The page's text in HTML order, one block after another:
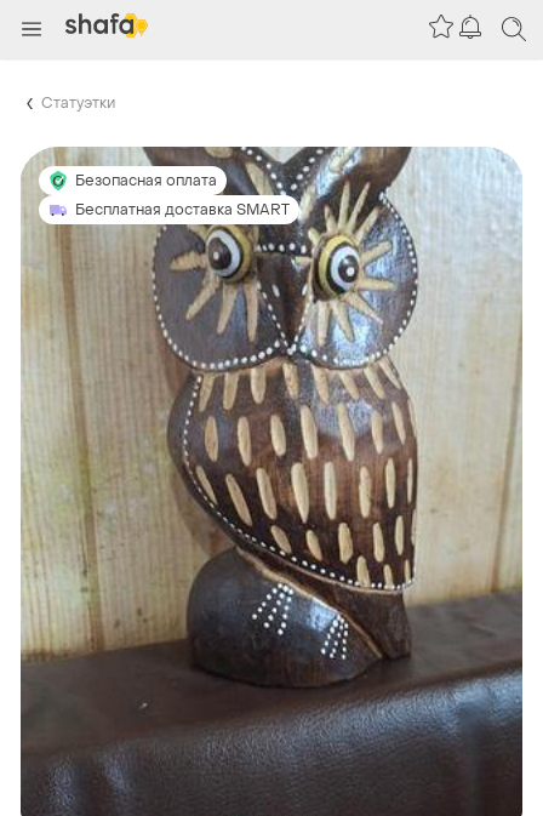
Статуэтки
Безопасная оплата
Бесплатная доставка SMART